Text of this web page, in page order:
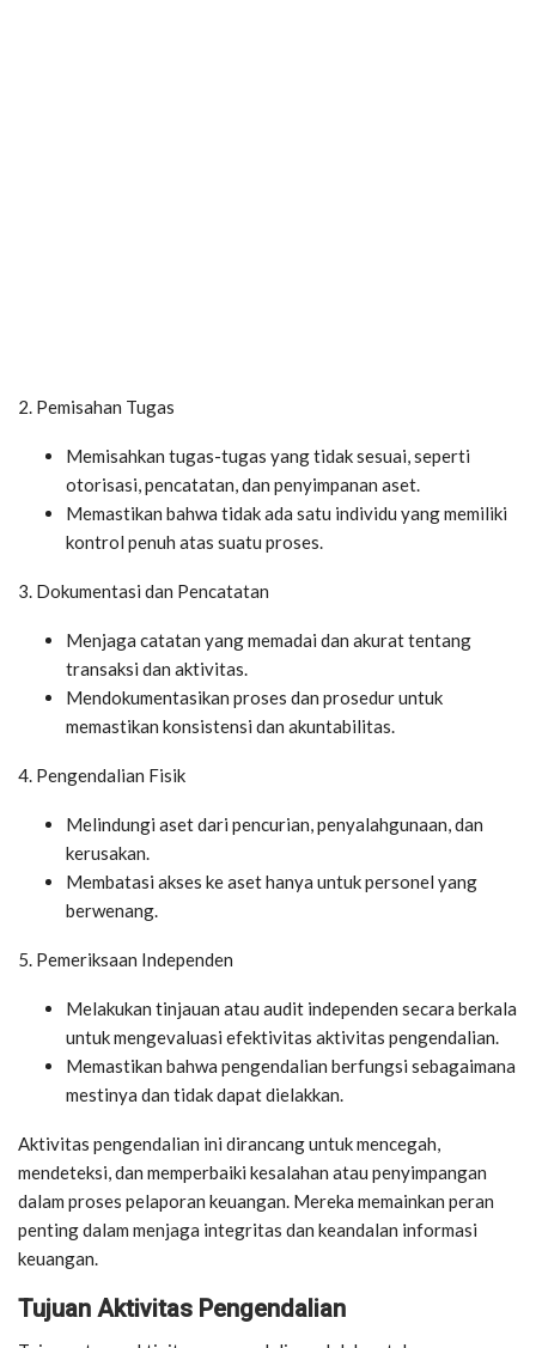
2. Pemisahan Tugas
Memisahkan tugas-tugas yang tidak sesuai, seperti
otorisasi, pencatatan, dan penyimpanan aset.
Memastikan bahwa tidak ada satu individu yang memiliki
kontrol penuh atas suatu proses.
3. Dokumentasi dan Pencatatan
Menjaga catatan yang memadai dan akurat tentang
transaksi dan aktivitas.
Mendokumentasikan proses dan prosedur untuk
memastikan konsistensi dan akuntabilitas.
4. Pengendalian Fisik
Melindungi aset dari pencurian, penyalahgunaan, dan
kerusakan.
Membatasi akses ke aset hanya untuk personel yang
berwenang.
5. Pemeriksaan Independen
Melakukan tinjauan atau audit independen secara berkala
untuk mengevaluasi efektivitas aktivitas pengendalian.
Memastikan bahwa pengendalian berfungsi sebagaimana
mestinya dan tidak dapat dielakkan.
Aktivitas pengendalian ini dirancang untuk mencegah,
mendeteksi, dan memperbaiki kesalahan atau penyimpangan
dalam proses pelaporan keuangan. Mereka memainkan peran
penting dalam menjaga integritas dan keandalan informasi
keuangan.
Tujuan Aktivitas Pengendalian